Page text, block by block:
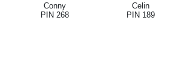
Conny
PIN 268
Celin
PIN 189